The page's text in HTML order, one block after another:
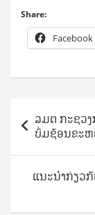
Share:
Facebook
navigation
ລມຕ ກະຊວງ
ບົ່ມຊ້ອນຂະຫ
ແນະນໍາກ່ຽວ